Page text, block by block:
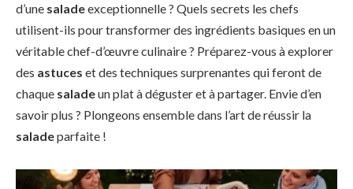
d’une saladeexceptionnelle ? Quels secrets les chefs
utilisent-ils pour transformer des ingrédients basiques en un
véritable chef-d’œuvre culinaire ? Préparez-vous à explorer
des astuces et des techniques surprenantes qui feront de
chaque saladeun plat à déguster et à partager. Envie d’en
savoir plus ? Plongeons ensemble dans l’art de réussir la
saladeparfaite !